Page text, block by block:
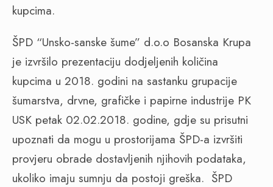
kupcima.
ŠPD “Unsko-sanske šume” d.o.o Bosanska Krupa
je izvršilo prezentaciju dodjeljenih količina
kupcima u 2018. godini na sastanku grupacije
šumarstva, drvne, grafičke i papirne industrije PK
USK petak 02.02.2018. godine, gdje su prisutni
upoznati da mogu u prostorijama ŠPD-a izvršiti
provjeru obrade dostavljenih njihovih podataka,
ukoliko imaju sumnju da postoji greška. ŠPD